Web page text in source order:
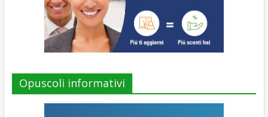
Opuscoli informativi